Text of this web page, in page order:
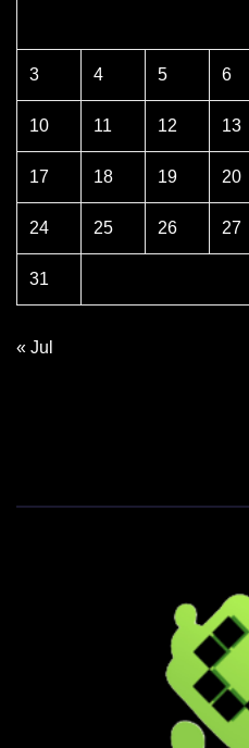
3 4 5 6
10 11 12 13
17 18 19 20
24 25 26 27
31
« Jul